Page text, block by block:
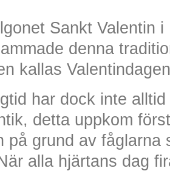
Sankt Valentin
denna
kallas
har dock inte
detta uppkom
på grund av fåglarna
alla hjärtans dag